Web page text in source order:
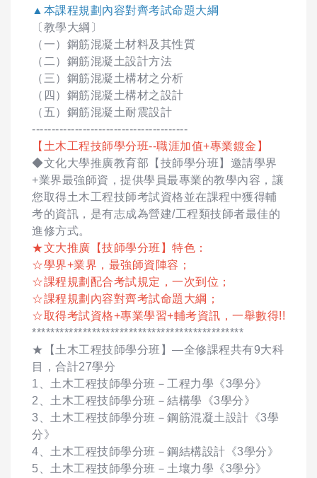
▲本課程規劃內容對齊考試命題大綱
〔教學大綱〕
（一）鋼筋混凝土材料及其性質
（二）鋼筋混凝土設計方法
（三）鋼筋混凝土構材之分析
（四）鋼筋混凝土構材之設計
（五）鋼筋混凝土耐震設計
----------------------------------------
【土木工程技師學分班--職涯加值+專業鍍金】
◆文化大學推廣教育部【技師學分班】邀請學界
+業界最強師資，提供學員最專業的教學內容，讓
您取得土木工程技師考試資格並在課程中獲得輔
考的資訊，是有志成為營建/工程類技師者最佳的
進修方式。
★文大推廣【技師學分班】特色：
☆學界+業界，最強師資陣容；
☆課程規劃配合考試規定，一次到位；
☆課程規劃內容對齊考試命題大綱；
☆取得考試資格+專業學習+輔考資訊，一舉數得!!
**********************************************
★【土木工程技師學分班】—全修課程共有9大科
目，合計27學分
1、土木工程技師學分班－工程力學《3學分》
2、土木工程技師學分班－結構學《3學分》
3、土木工程技師學分班－鋼筋混凝土設計《3學
分》
4、土木工程技師學分班－鋼結構設計《3學分》
5、土木工程技師學分班－土壤力學《3學分》